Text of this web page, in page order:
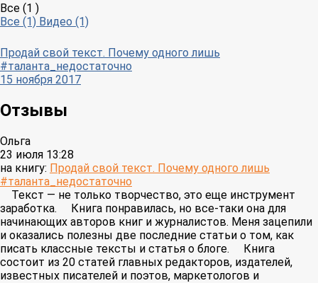
Все (1 )
Все (1) Видео (1)
Продай свой текст. Почему одного лишь
#таланта_недостаточно
15 ноября 2017
Отзывы
Ольга
23 июля 13:28
на книгу: Продай свой текст. Почему одного лишь
#таланта_недостаточно
⠀ Текст — не только творчество, это еще инструмент
заработка. ⠀ Книга понравилась, но все-таки она для
начинающих авторов книг и журналистов. Меня зацепили
и оказались полезны две последние статьи о том, как
писать классные тексты и статья о блоге. ⠀ Книга
состоит из 20 статей главных редакторов, издателей,
известных писателей и поэтов, маркетологов и